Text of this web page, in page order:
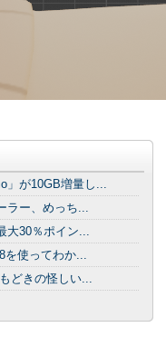
」が10GB増量し...
ラー、めっち...
大30％ポイン...
を使ってわか...
どきの怪しい...